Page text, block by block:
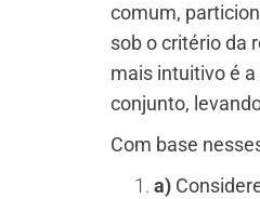
comum,
sob o critério da
mais intuitivo é
conjunto,
Com base
a)